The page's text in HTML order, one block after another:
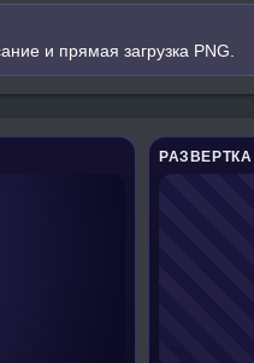
и прямая загрузка PNG.
РАЗВЕРТКА